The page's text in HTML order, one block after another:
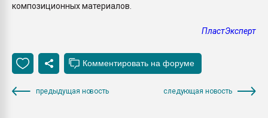
композиционных материалов.
ПластЭксперт
предыдущая новость следующая новость